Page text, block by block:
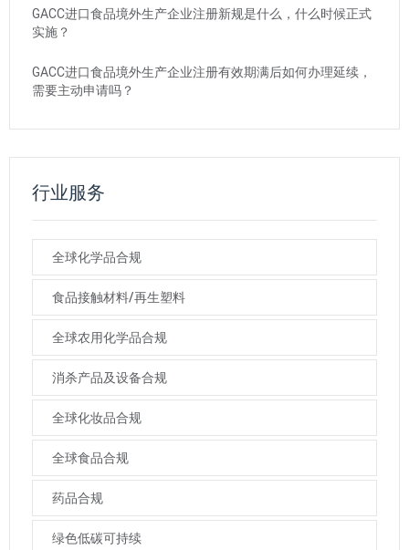
GACC进口食品境外生产企业注册新规是什么，什么时候正式
实施？
GACC进口食品境外生产企业注册有效期满后如何办理延续，
需要主动申请吗？
行业服务
全球化学品合规
食品接触材料/再生塑料
全球农用化学品合规
消杀产品及设备合规
全球化妆品合规
全球食品合规
药品合规
绿色低碳可持续